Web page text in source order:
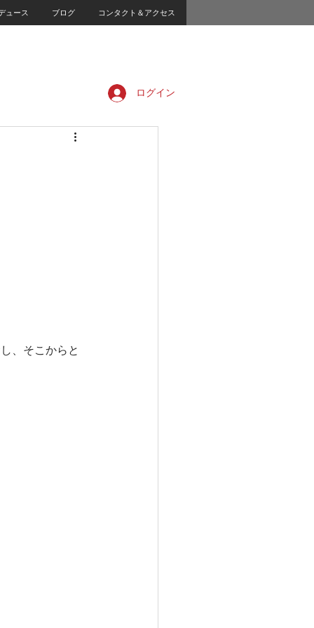
ュース ブログ コンタクト＆アクセス
ログイン
、そこからと